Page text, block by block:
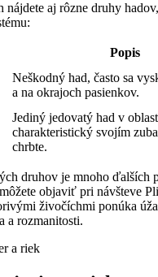
aj rôzne druhy
Popis
Neškodný had, často sa
⁢a na okrajoch pasienkov.
Jediný jedovatý had v​
charakteristický svojím
chrbte.
druhov je ​mnoho ⁢ďalších
⁤objaviť pri návšteve
živočíchmi ponúka
a rozmanitosti.